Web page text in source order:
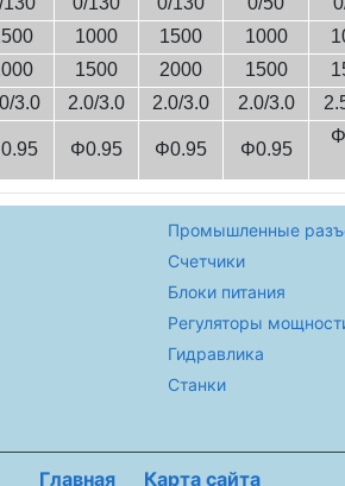
1000 1500 1000
1500 2000 1500
3.0 2.0/3.0 2.0/3.0 2.0/3.0
Φ0.95 Φ0.95 Φ0.95
Промышленные
Счетчики
Блоки питания
Регуляторы
Гидравлика
Станки
Главная Карта сайта